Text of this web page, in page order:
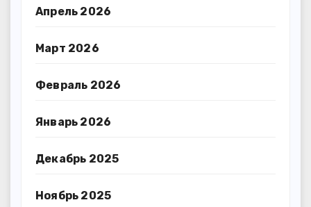
Апрель 2026
Март 2026
Февраль 2026
Январь 2026
Декабрь 2025
Ноябрь 2025